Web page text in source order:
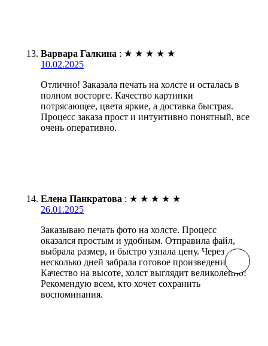
Варвара Галкина : ★ ★ ★ ★ ★
10.02.2025
Отлично! Заказала печать на холсте и осталась в
полном восторге. Качество картинки
потрясающее, цвета яркие, а доставка быстрая.
Процесс заказа прост и интуитивно понятный, все
очень оперативно.
Елена Панкратова : ★ ★ ★ ★ ★
26.01.2025
Заказываю печать фото на холсте. Процесс
оказался простым и удобным. Отправила файл,
выбрала размер, и быстро узнала цену. Через
несколько дней забрала готовое произведение.
Качество на высоте, холст выглядит великолепно!
Рекомендую всем, кто хочет сохранить
воспоминания.